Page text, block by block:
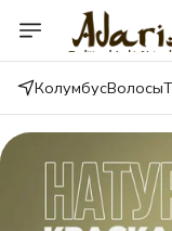
КолумбусВолосы